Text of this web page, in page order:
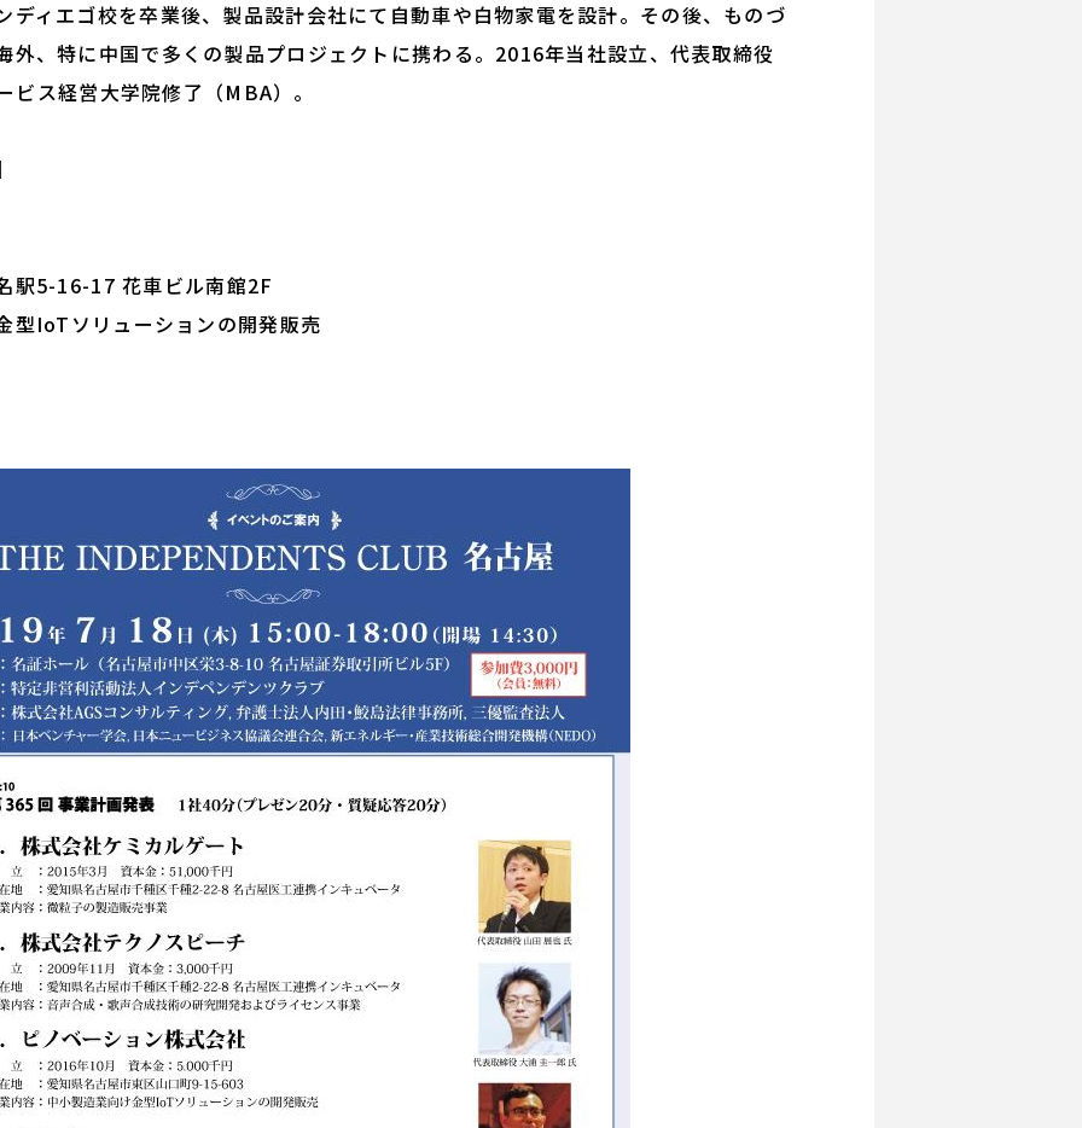
ディエゴ校を卒業後、製品設計会社にて自動車や白物家電を設計。その後、ものづ
外、特に中国で多くの製品プロジェクトに携わる。2016年当社設立、代表取締役
ス経営大学院修了（MBA）。
駅5-16-17 花車ビル南館2F
型IoTソリューションの開発販売